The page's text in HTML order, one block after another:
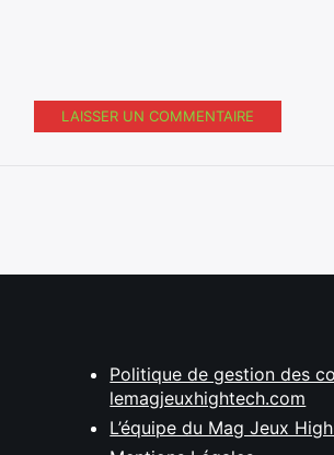
LAISSER UN COMMENTAIRE
Politique de gestion des
lemagjeuxhightech.com
L’équipe du Mag Jeux